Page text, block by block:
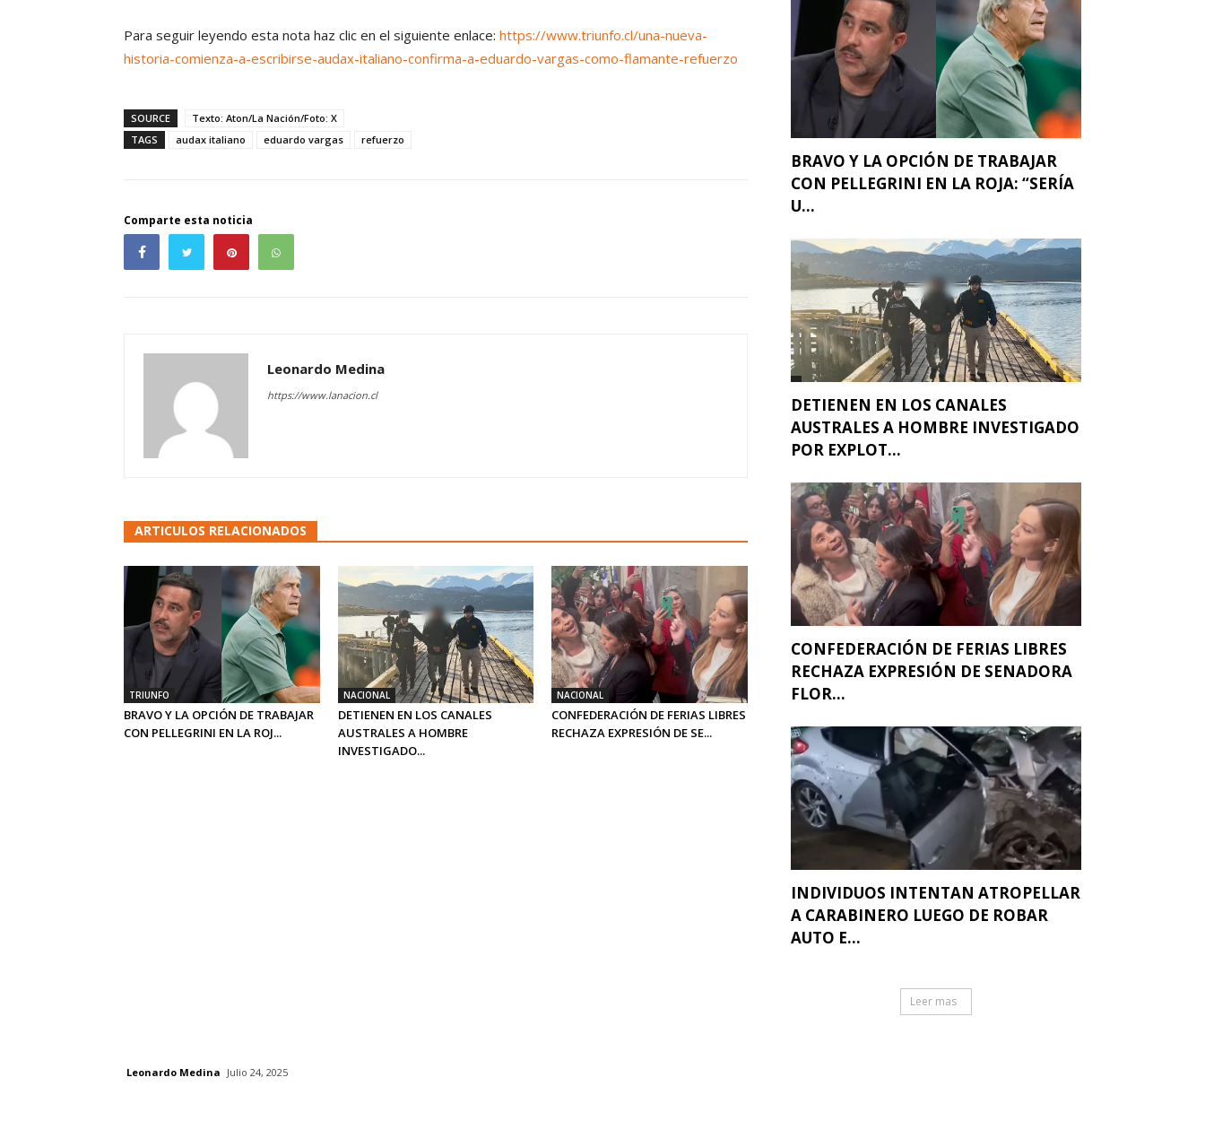
Para seguir leyendo esta nota haz clic en el siguiente enlace: https://www.triunfo.cl/una-nueva-
historia-comienza-a-escribirse-audax-italiano-confirma-a-eduardo-vargas-como-flamante-refuerzo
SOURCE
Texto: Aton/La Nación/Foto: X
TAGS
audax italiano eduardo vargas refuerzo
Comparte esta noticia
Leonardo Medina
https://www.lanacion.cl
ARTICULOS RELACIONADOS
TRIUNFO
BRAVO Y LA OPCIÓN DE TRABAJAR
CON PELLEGRINI EN LA ROJ...
NACIONAL
DETIENEN EN LOS CANALES
AUSTRALES A HOMBRE
INVESTIGADO...
NACIONAL
CONFEDERACIÓN DE FERIAS LIBRES
RECHAZA EXPRESIÓN DE SE...
BRAVO Y LA OPCIÓN DE TRABAJAR
CON PELLEGRINI EN LA ROJA: “SERÍA
U...
DETIENEN EN LOS CANALES
AUSTRALES A HOMBRE INVESTIGADO
POR EXPLOT...
CONFEDERACIÓN DE FERIAS LIBRES
RECHAZA EXPRESIÓN DE SENADORA
FLOR...
INDIVIDUOS INTENTAN ATROPELLAR
A CARABINERO LUEGO DE ROBAR
AUTO E...
Leer mas
Leonardo Medina Julio 24, 2025